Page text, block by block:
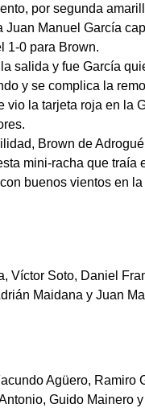
por segunda
Juan Manuel García
1-0 para Brown.
salida y fue García
y se complica la
vio la tarjeta roja en la
Brown de
mini-racha que traía
buenos vientos en
Víctor Soto, Daniel
Maidana y Juan
Agüero, Ramiro
Guido Mainero